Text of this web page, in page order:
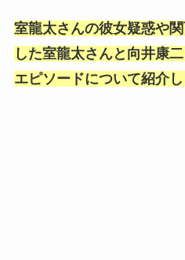
室龍太さんの彼女疑惑や
した室龍太さんと向井康
エピソードについて紹介し